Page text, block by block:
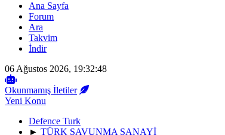
Ana Sayfa
Forum
Ara
Takvim
İndir
06 Ağustos 2026, 19:32:48
Okunmamış İletiler
Yeni Konu
Defence Turk
► TÜRK SAVUNMA SANAYİ